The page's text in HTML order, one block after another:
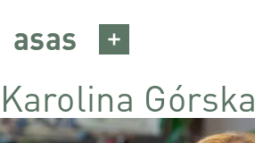
content
asas
Karolina Górska